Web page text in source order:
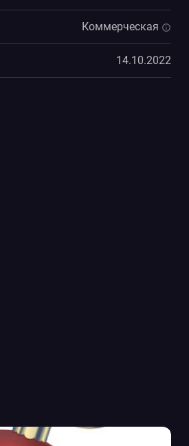
Коммерческая
14.10.2022